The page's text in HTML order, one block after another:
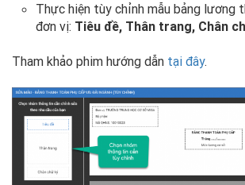
Thực hiện tùy chỉnh mẫu bảng lương
đơn vị: Tiêu đề, Thân trang, Chân
Tham khảo phim hướng dẫn tại đây.